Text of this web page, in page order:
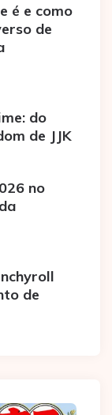
é e como
de
do
de JJK
no
de